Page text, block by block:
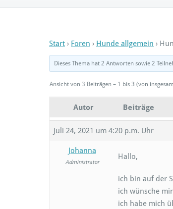
Start › Foren › Hunde allgemein ›
Dieses Thema hat 2 Antworten sowie 2
Ansicht von 3 Beiträgen – 1 bis 3 (von
Autor Beiträge
Juli 24, 2021 um 4:20 p.m. Uhr
Johanna
Administrator
Hallo,
ich bin auf der
ich wünsche
ich habe mich